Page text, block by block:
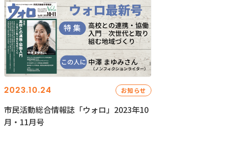
2023.10.24 お知らせ
市民活動総合情報誌「ウォロ」2023年10
月・11月号